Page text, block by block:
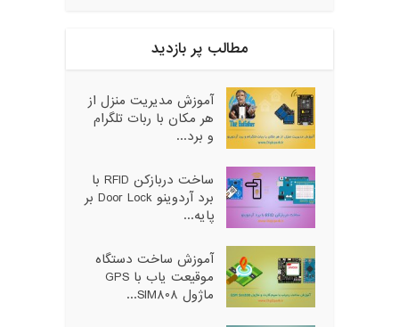
مطالب پر بازدید
آموزش مدیریت منزل از
هر مکان با ربات تلگرام
و برد...
ساخت دربازکن RFID با
برد آردوینو Door Lock بر
پایه...
آموزش ساخت دستگاه
موقیعت یاب با GPS
ماژول SIM808...